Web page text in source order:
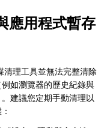
應用程式暫存
清理工具並無法完整清除
如瀏覽器的歷史紀錄與
建議您定期手動清理以